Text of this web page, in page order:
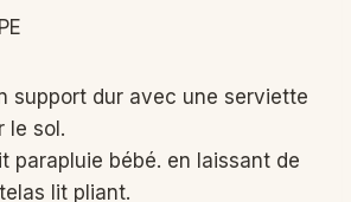
support dur avec une serviette
le sol.
parapluie bébé. en laissant de
lit pliant.